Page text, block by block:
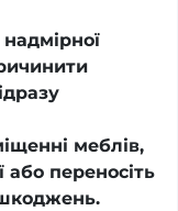
меблів,
переносіть